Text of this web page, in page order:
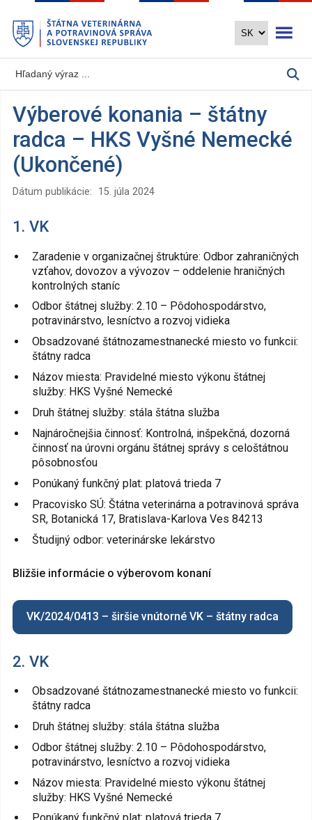
hlavný
obsah
Výberové konania – štátny
radca – HKS Vyšné Nemecké
(Ukončené)
Dátum publikácie: 15. júla 2024
1. VK
Zaradenie v organizačnej štruktúre: Odbor zahraničných
vzťahov, dovozov a vývozov – oddelenie hraničných
kontrolných staníc
Odbor štátnej služby: 2.10 – Pôdohospodárstvo,
potravinárstvo, lesníctvo a rozvoj vidieka
Obsadzované štátnozamestnanecké miesto vo funkcii:
štátny radca
Názov miesta: Pravidelné miesto výkonu štátnej
služby: HKS Vyšné Nemecké
Druh štátnej služby: stála štátna služba
Najnáročnejšia činnosť: Kontrolná, inšpekčná, dozorná
činnosť na úrovni orgánu štátnej správy s celoštátnou
pôsobnosťou
Ponúkaný funkčný plat: platová trieda 7
Pracovisko SÚ: Štátna veterinárna a potravinová správa
SR, Botanická 17, Bratislava-Karlova Ves 84213
Študijný odbor: veterinárske lekárstvo
Bližšie informácie o výberovom konaní
VK/2024/0413 – širšie vnútorné VK – štátny radca
2. VK
Obsadzované štátnozamestnanecké miesto vo funkcii:
štátny radca
Druh štátnej služby: stála štátna služba
Odbor štátnej služby: 2.10 – Pôdohospodárstvo,
potravinárstvo, lesníctvo a rozvoj vidieka
Názov miesta: Pravidelné miesto výkonu štátnej
služby: HKS Vyšné Nemecké